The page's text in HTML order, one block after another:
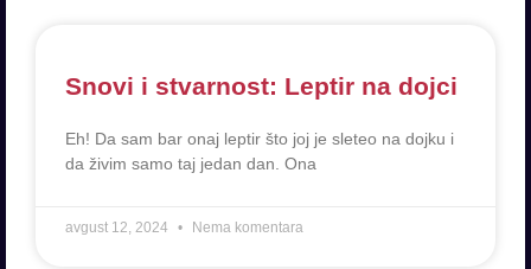
Snovi i stvarnost: Leptir na dojci
Eh! Da sam bar onaj leptir što joj je sleteo na dojku i
da živim samo taj jedan dan. Ona
avgust 12, 2024 Nema komentara